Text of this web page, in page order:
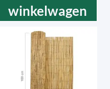
winkelwagen